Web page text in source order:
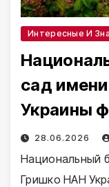
Интересные И
сад
Украины
28.06.2026
Национальный
Гришко НАН